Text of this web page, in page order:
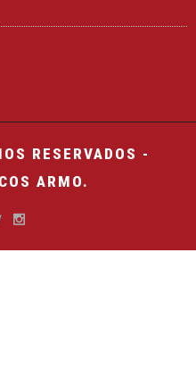
RESERVADOS -
ARMO.